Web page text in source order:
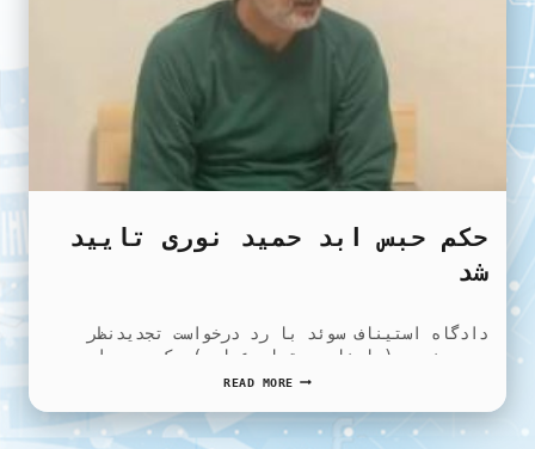
حکم حبس ابد حمید نوری تایید
شد
دادگاه استیناف سوئد با رد درخواست تجدیدنظر
حمید نوری (با نام مستعار عباسی) حکم حبس ابد…
READ MOREحکم
ابد
حمید